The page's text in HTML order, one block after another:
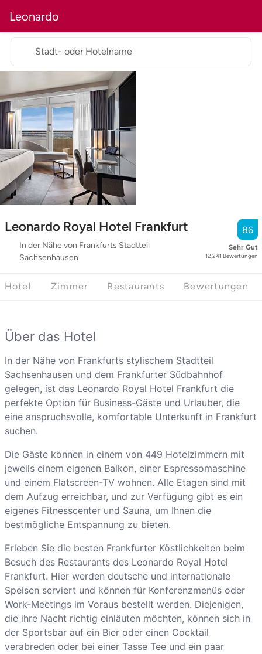
Leonardo
Leonardo Royal Hotel Frankfurt
In der Nähe von Frankfurts Stadtteil
Sachsenhausen
86
Sehr Gut
12,241 Bewertungen
Stadt- oder Hotelname
Hotel Zimmer Restaurants Bewertungen
Über das Hotel
In der Nähe von Frankfurts stylischem Stadtteil
Sachsenhausen und dem Frankfurter Südbahnhof
gelegen, ist das Leonardo Royal Hotel Frankfurt die
perfekte Option für Business-Gäste und Urlauber, die
eine anspruchsvolle, komfortable Unterkunft in Frankfurt
suchen.
Die Gäste können in einem von 449 Hotelzimmern mit
jeweils einem eigenen Balkon, einer Espressomaschine
und einem Flatscreen-TV wohnen. Alle Etagen sind mit
dem Aufzug erreichbar, und zur Verfügung gibt es ein
eigenes Fitnesscenter und Sauna, um Ihnen die
bestmögliche Entspannung zu bieten.
Erleben Sie die besten Frankfurter Köstlichkeiten beim
Besuch des Restaurants des Leonardo Royal Hotel
Frankfurt. Hier werden deutsche und internationale
Speisen serviert und können für Konferenzmenüs oder
Work-Meetings im Voraus bestellt werden. Diejenigen,
die ihre Nacht richtig einläuten möchten, können sich in
der Sportsbar auf ein Bier oder einen Cocktail
verabreden oder bei einer Tasse Tee und ein paar